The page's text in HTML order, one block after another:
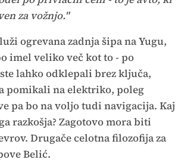
za vožnjo."
ogrevana zadnja šipa na Yugu,
imel veliko več kot to - po
lahko odklepali brez ključa,
pomikali na elektriko, poleg
pa bo na voljo tudi navigacija. Kaj
razkošja? Zagotovo mora biti
Drugače celotna filozofija za
Belić.